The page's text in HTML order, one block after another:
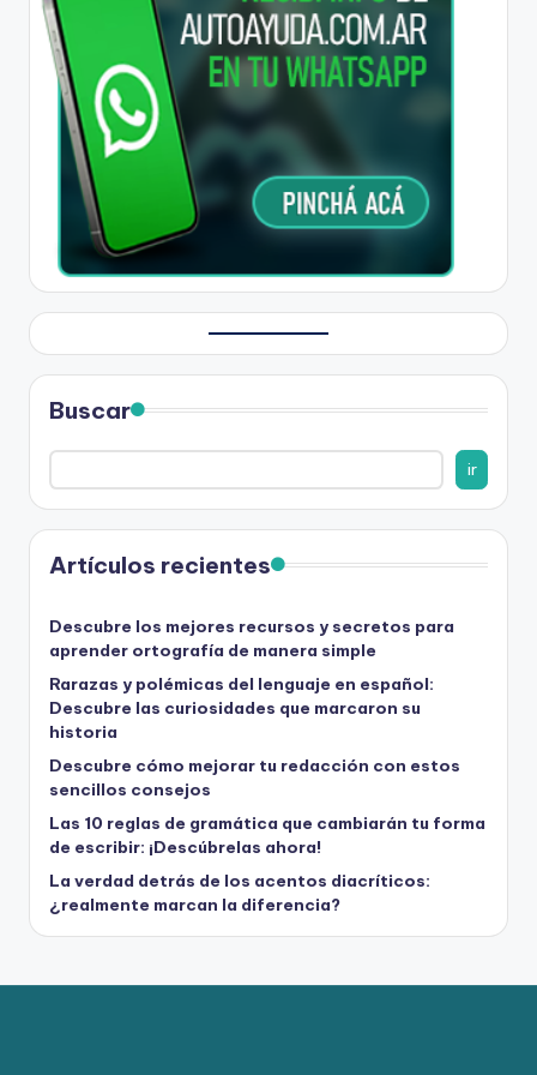
Buscar
ir
Artículos recientes
Descubre los mejores recursos y secretos para
aprender ortografía de manera simple
Rarazas y polémicas del lenguaje en español:
Descubre las curiosidades que marcaron su
historia
Descubre cómo mejorar tu redacción con estos
sencillos consejos
Las 10 reglas de gramática que cambiarán tu forma
de escribir: ¡Descúbrelas ahora!
La verdad detrás de los acentos diacríticos:
¿realmente marcan la diferencia?